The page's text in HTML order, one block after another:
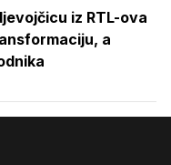
iz RTL-ova
a